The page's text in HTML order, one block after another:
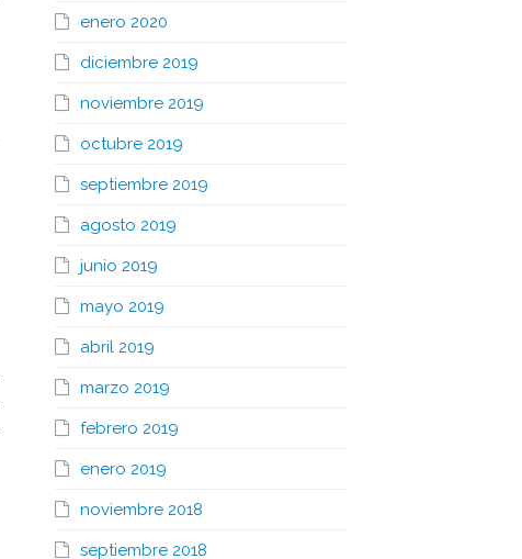
enero 2020
diciembre 2019
noviembre 2019
octubre 2019
septiembre 2019
agosto 2019
junio 2019
mayo 2019
abril 2019
marzo 2019
febrero 2019
enero 2019
noviembre 2018
septiembre 2018